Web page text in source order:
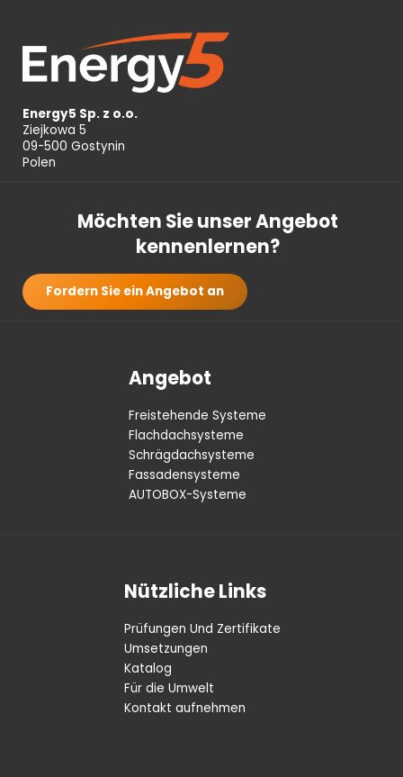
Energy5 Sp. z o.o.
Ziejkowa 5
09-500 Gostynin
Polen
Möchten Sie unser Angebot
kennenlernen?
Fordern Sie ein Angebot an
Angebot
Freistehende Systeme
Flachdachsysteme
Schrägdachsysteme
Fassadensysteme
AUTOBOX-Systeme
Nützliche Links
Prüfungen Und Zertifikate
Umsetzungen
Katalog
Für die Umwelt
Kontakt aufnehmen